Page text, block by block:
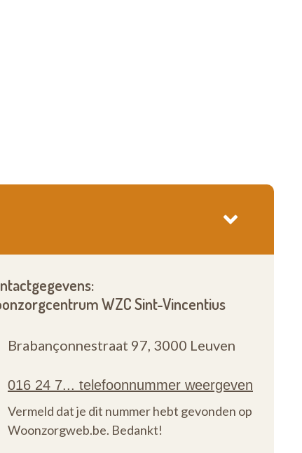
WZC Sint-Vincentius
Brabançonnestraat 97, 3000 Leuven
Vermeld dat je dit nummer hebt gevonden op
Woonzorgweb.be. Bedankt!